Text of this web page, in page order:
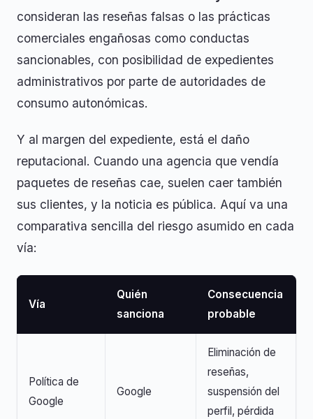
consideran las reseñas falsas o las prácticas
comerciales engañosas como conductas
sancionables, con posibilidad de expedientes
administrativos por parte de autoridades de
consumo autonómicas.
Y al margen del expediente, está el daño
reputacional. Cuando una agencia que vendía
paquetes de reseñas cae, suelen caer también
sus clientes, y la noticia es pública. Aquí va una
comparativa sencilla del riesgo asumido en cada
vía:
Vía
Quién
sanciona
Consecuencia
probable
Política de
Google
Google
Eliminación de
reseñas,
suspensión del
perfil, pérdida